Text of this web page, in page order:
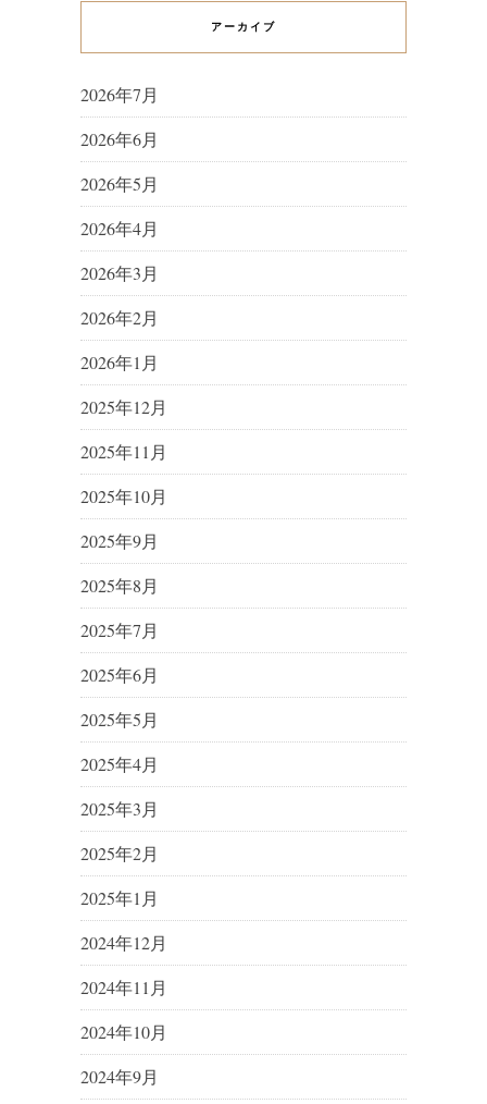
アーカイブ
2026年7月
2026年6月
2026年5月
2026年4月
2026年3月
2026年2月
2026年1月
2025年12月
2025年11月
2025年10月
2025年9月
2025年8月
2025年7月
2025年6月
2025年5月
2025年4月
2025年3月
2025年2月
2025年1月
2024年12月
2024年11月
2024年10月
2024年9月